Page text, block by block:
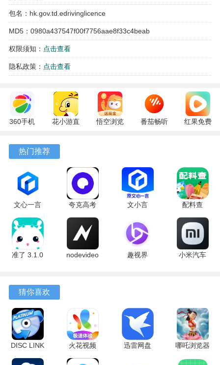
软件亮点
1、深度集成多项车驾管服务入口，用户可在管理证照的直接
包名：hk.gov.td.edrivinglicence
MD5：0980a437547f00f7756aae8f33c4beab
权限须知： 点击查看
隐私政策： 点击查看
360手机
10.13.27
最新版
花小游直
17.9.56
悟空浏览
番茄畅听
红果免费
热门推荐
文心一言
4.0
5.16.0.10
最新版
夸克高考
10.14.0.1115
最新版
文小言
安卓版
配料查
3.0.1 官方
版
准了 3.1.0
nodevideo
趣视界
小米汽车
猜你喜欢
DISC LINK
Platinum
火花视频
1.20 最新
迅雷网盘
哪吒浏览器